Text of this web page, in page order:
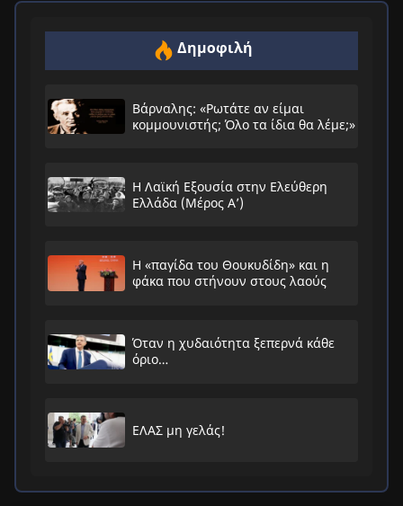
Δημοφιλή
Βάρναλης: «Ρωτάτε αν είμαι
κομμουνιστής; Όλο τα ίδια θα λέμε;»
Η Λαϊκή Εξουσία στην Ελεύθερη
Ελλάδα (Μέρος Α’)
Η «παγίδα του Θουκυδίδη» και η
φάκα που στήνουν στους λαούς
Όταν η χυδαιότητα ξεπερνά κάθε
όριο…
ΕΛΑΣ μη γελάς!